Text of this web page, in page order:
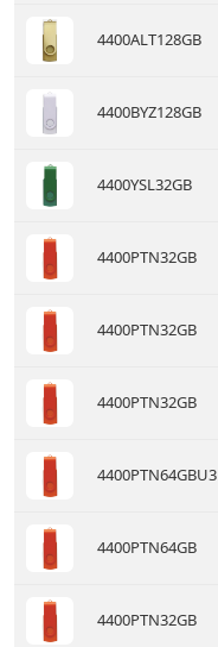
4400ALT128GB
4400BYZ128GB
4400YSL32GB
4400PTN32GB
4400PTN32GB
4400PTN32GB
4400PTN64GBU3
4400PTN64GB
4400PTN32GB